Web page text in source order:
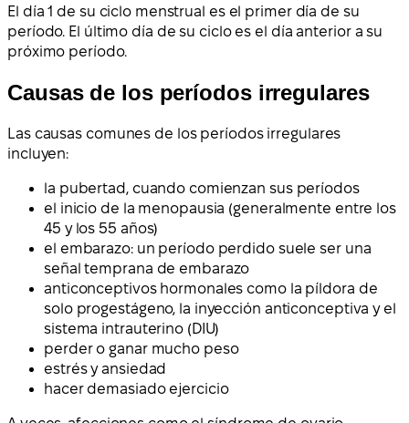
El día 1 de su ciclo menstrual es el primer día de su
período. El último día de su ciclo es el día anterior a su
próximo período.
Causas de los períodos irregulares
Las causas comunes de los períodos irregulares
incluyen:
la pubertad, cuando comienzan sus períodos
el inicio de la menopausia (generalmente entre los
45 y los 55 años)
el embarazo: un período perdido suele ser una
señal temprana de embarazo
anticonceptivos hormonales como la píldora de
solo progestágeno, la inyección anticonceptiva y el
sistema intrauterino (DIU)
perder o ganar mucho peso
estrés y ansiedad
hacer demasiado ejercicio